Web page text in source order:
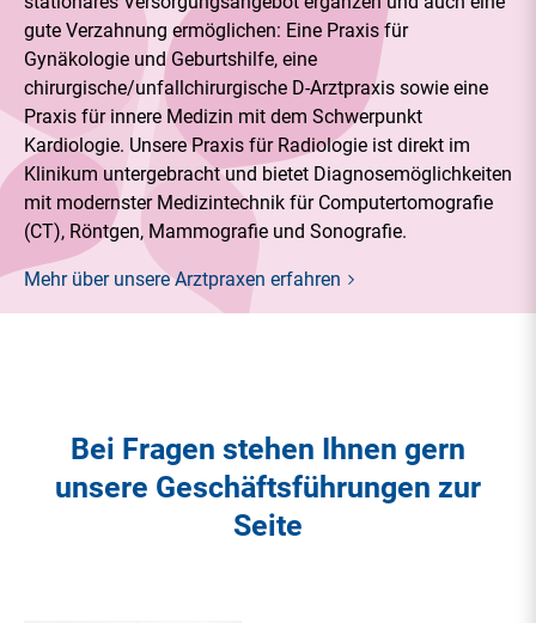
gute Verzahnung ermöglichen: Eine Praxis für
Gynäkologie und Geburtshilfe, eine
chirurgische/unfallchirurgische D-Arztpraxis sowie eine
Praxis für innere Medizin mit dem Schwerpunkt
Kardiologie. Unsere Praxis für Radiologie ist direkt im
Klinikum untergebracht und bietet Diagnosemöglichkeiten
mit modernster Medizintechnik für Computertomografie
(CT), Röntgen, Mammografie und Sonografie.
Mehr über unsere Arztpraxen erfahren
Bei Fragen stehen Ihnen gern
unsere Geschäftsführungen zur
Seite